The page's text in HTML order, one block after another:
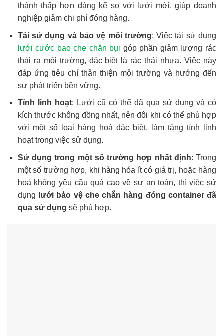
thành thấp hơn đáng kể so với lưới mới, giúp doanh
nghiệp giảm chi phí đóng hàng.
Tái sử dụng và bảo vệ môi trường: Việc tái sử dụng
lưới cước bao che chắn bụi góp phần giảm lượng rác
thải ra môi trường, đặc biệt là rác thải nhựa. Việc này
đáp ứng tiêu chí thân thiện môi trường và hướng đến
sự phát triển bền vững.
Tính linh hoạt: Lưới cũ có thể đã qua sử dụng và có
kích thước không đồng nhất, nên đôi khi có thể phù hợp
với một số loại hàng hoá đặc biệt, làm tăng tính linh
hoạt trong việc sử dụng.
Sử dụng trong một số trường hợp nhất định: Trong
một số trường hợp, khi hàng hóa ít có giá trị, hoặc hàng
hoá không yêu cầu quá cao về sự an toàn, thì việc sử
dụng
lưới bảo vệ che chắn hàng đóng container đã
qua sử dụng sẽ phù hợp.